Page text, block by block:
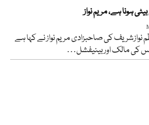
ہونا ہے، مریم نواز
نوازشریف کی صاحبزادی مریم نواز نے کہا ہے
کی مالک اوربینیفشل…